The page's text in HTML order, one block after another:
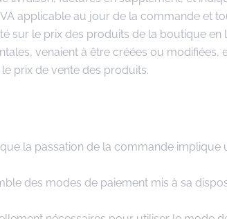
applicable au jour de la commande et
sur le prix des produits de la boutique en
venaient à être créées ou modifiées,
prix de vente des produits.
la passation de la commande implique
des modes de paiement mis à sa